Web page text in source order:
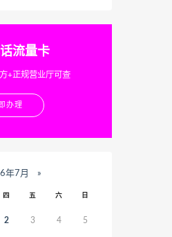
流量卡
+正规营业厅可查
办理
年7月 »
四 五 六 日
2 3 4 5